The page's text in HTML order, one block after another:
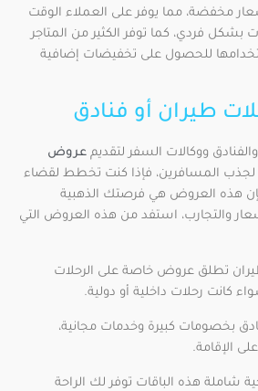
مخفضة، مما يوفر على العملاء الوقت
بشكل فردي، كما توفر الكثير من المتاجر
للحصول على تخفيضات إضافية
طيران أو فنادق
ووكالات السفر لتقديم عروض
لجذب المسافرين، فإذا كنت تخطط لقضاء
هذه العروض هي فرصتك الذهبية
والتجارب، استفد من هذه العروض التي
تطلق عروض خاصة على الرحلات
كانت رحلات داخلية أو دولية.
بخصومات كبيرة وخدمات مجانية،
الإقامة.
شاملة هذه الباقات توفر لك الراحة